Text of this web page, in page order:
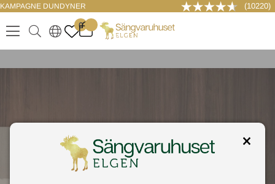
KAMPAGNE DUNDYNER (10220)
.
0
. ..
LOG IND